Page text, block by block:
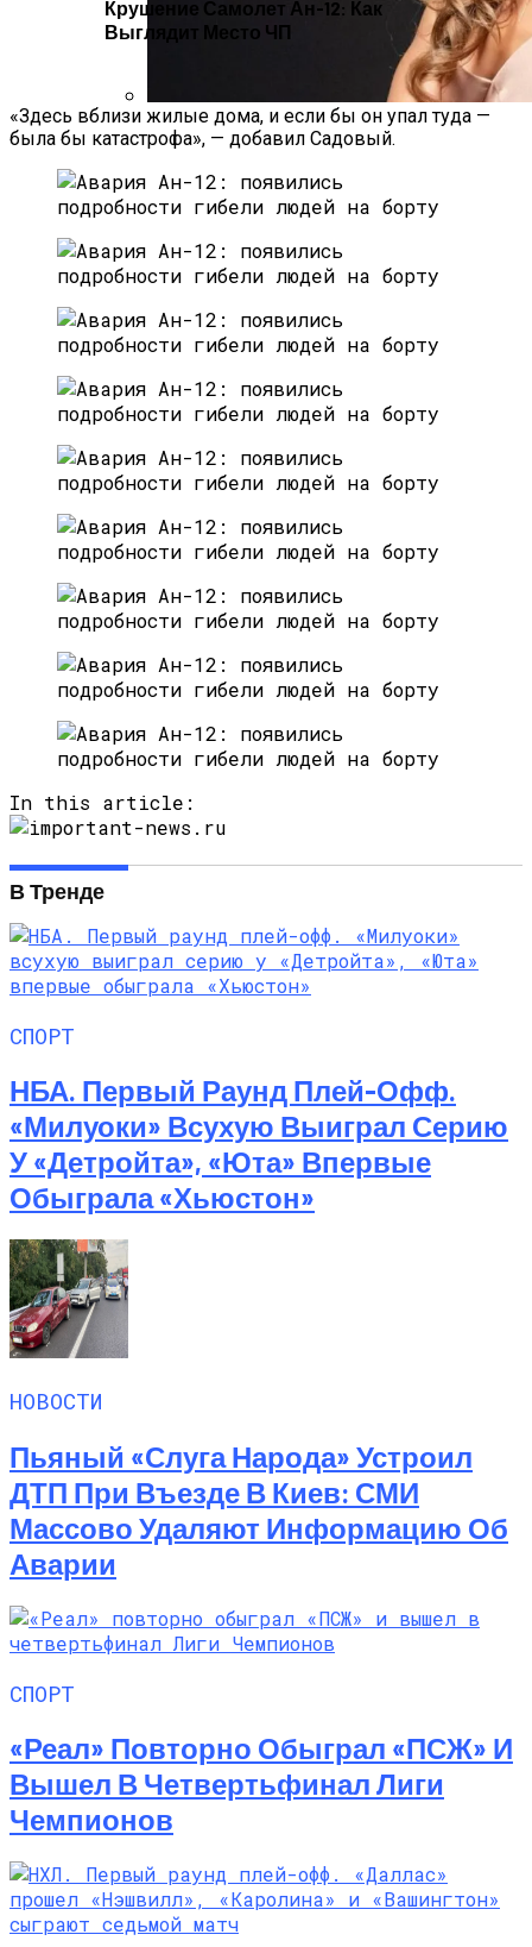
Алёна Шоптенко Показала
В Турции
Крушение Самолет Ан-12: Как
Выглядит Место ЧП
«Здесь вблизи жилые дома, и если бы он упал туда —
была бы катастрофа», — добавил Садовый.
In this article:
В Тренде
СПОРТ
НБА. Первый Раунд Плей-Офф.
«Милуоки» Всухую Выиграл Серию
У «Детройта», «Юта» Впервые
Обыграла «Хьюстон»
НОВОСТИ
Пьяный «слуга Народа» Устроил
ДТП При Въезде В Киев: СМИ
Массово Удаляют Информацию Об
Аварии
СПОРТ
«Реал» Повторно Обыграл «ПСЖ» И
Вышел В Четвертьфинал Лиги
Чемпионов